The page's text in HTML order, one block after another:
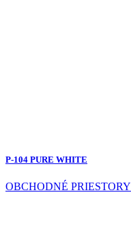
P-104 PURE WHITE
OBCHODNÉ PRIESTORY